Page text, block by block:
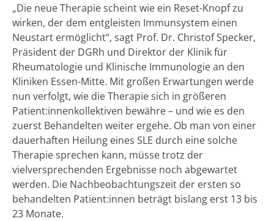
„Die neue Therapie scheint wie ein Reset-Knopf zu
wirken, der dem entgleisten Immunsystem einen
Neustart ermöglicht“, sagt Prof. Dr. Christof Specker,
Präsident der DGRh und Direktor der Klinik für
Rheumatologie und Klinische Immunologie an den
Kliniken Essen-Mitte. Mit großen Erwartungen werde
nun verfolgt, wie die Therapie sich in größeren
Patient:innenkollektiven bewähre – und wie es den
zuerst Behandelten weiter ergehe. Ob man von einer
dauerhaften Heilung eines SLE durch eine solche
Therapie sprechen kann, müsse trotz der
vielversprechenden Ergebnisse noch abgewartet
werden. Die Nachbeobachtungszeit der ersten so
behandelten Patient:innen beträgt bislang erst 13 bis
23 Monate.